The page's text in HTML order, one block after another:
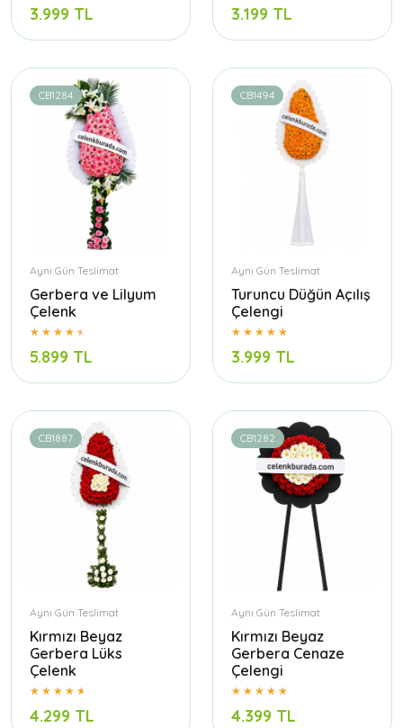
3.999 TL 3.199 TL
CB1284
Aynı Gün Teslimat
Gerbera ve Lilyum
Çelenk
5.899 TL
CB1494
Aynı Gün Teslimat
Turuncu Düğün Açılış
Çelengi
3.999 TL
CB1887
Aynı Gün Teslimat
Kırmızı Beyaz
Gerbera Lüks
Çelenk
4.299 TL
CB1282
Aynı Gün Teslimat
Kırmızı Beyaz
Gerbera Cenaze
Çelengi
4.399 TL